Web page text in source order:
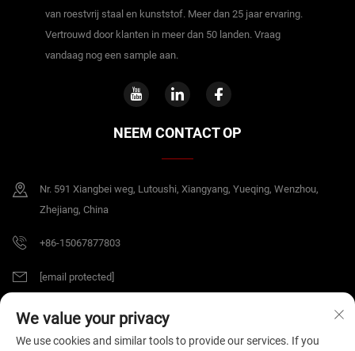
van roestvrij staal en kunststof. Meer dan 25 jaar ervaring.
Vertrouwd door klanten in meer dan 50 landen. Vraag
vandaag nog een sample aan.
NEEM CONTACT OP
Nr. 591 Xiangbei weg, Lutoushi, Xiangyang, Yueqing, Wenzhou,
Zhejiang, China
+86-15067877803
[email protected]
Copyright © 2026 China Zhejiang B&J Electrical Co.,Ltd. Alle rechten
voorbehouden. Privacybeleid
We value your privacy
We use cookies and similar tools to provide our services. If you